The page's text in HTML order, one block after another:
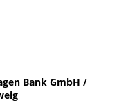
Bank GmbH /